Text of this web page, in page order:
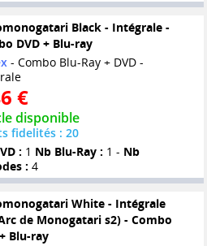
Black - Intégrale -
DVD + Blu-ray
- Combo Blu-Ray + DVD -
€
disponible
fidelités : 20
: 1 Nb Blu-Ray : 1 - Nb
: 4
White - Intégrale
de Monogatari s2) - Combo
Blu-ray